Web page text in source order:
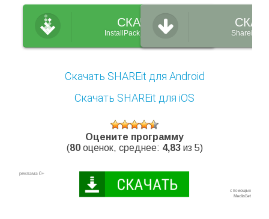
СКАЧАТЬ
InstallPack_Shareit.exe
Скачать SHAREit для Android
Скачать SHAREit для iOS
Оцените программу
(80оценок, среднее: 4,83из 5)